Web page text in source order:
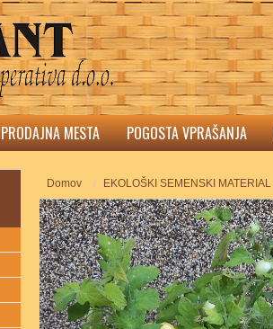
PRODAJNA MESTA POGOSTA VPRAŠANJA
Domov EKOLOŠKI SEMENSKI MATERIAL